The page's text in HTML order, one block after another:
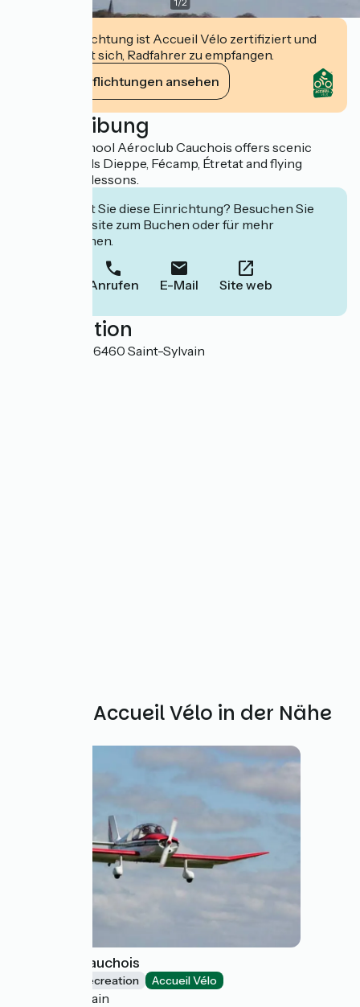
Diese Einrichtung ist Accueil Vélo zertifiziert und
verpflichtet sich, Radfahrer zu empfangen.
Ihre Verpflichtungen ansehen
Beschreibung
The flying school Aéroclub Cauchois offers scenic
flights towards Dieppe, Fécamp, Étretat and flying
introduction lessons.
Interessiert Sie diese Einrichtung? Besuchen Sie
deren Website zum Buchen oder für mehr
Informationen.
Anrufen E-Mail Site web
Localisation
Aérodrome 76460 Saint-Sylvain
Weitere Accueil Vélo in der Nähe
Aéroclub Cauchois
Leisure and recreation Accueil Vélo
Saint-Sylvain